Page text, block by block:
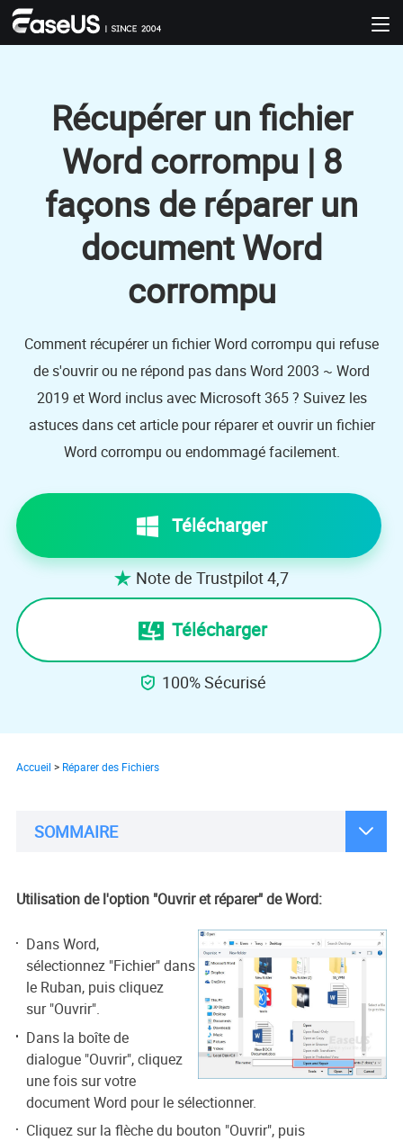
Récupérer un fichier
Word corrompu | 8
façons de réparer un
document Word
corrompu
Comment récupérer un fichier Word corrompu qui refuse
de s'ouvrir ou ne répond pas dans Word 2003 ~ Word
2019 et Word inclus avec Microsoft 365 ? Suivez les
astuces dans cet article pour réparer et ouvrir un fichier
Word corrompu ou endommagé facilement.
Télécharger
 Note de Trustpilot 4,7
Télécharger
 100% Sécurisé
Accueil > Réparer des Fichiers
SOMMAIRE 
Utilisation de l'option "Ouvrir et réparer" de Word:
Dans Word,
sélectionnez "Fichier" dans
le Ruban, puis cliquez
sur "Ouvrir".
Dans la boîte de
dialogue "Ouvrir", cliquez
une fois sur votre
document Word pour le sélectionner.
Cliquez sur la flèche du bouton "Ouvrir", puis